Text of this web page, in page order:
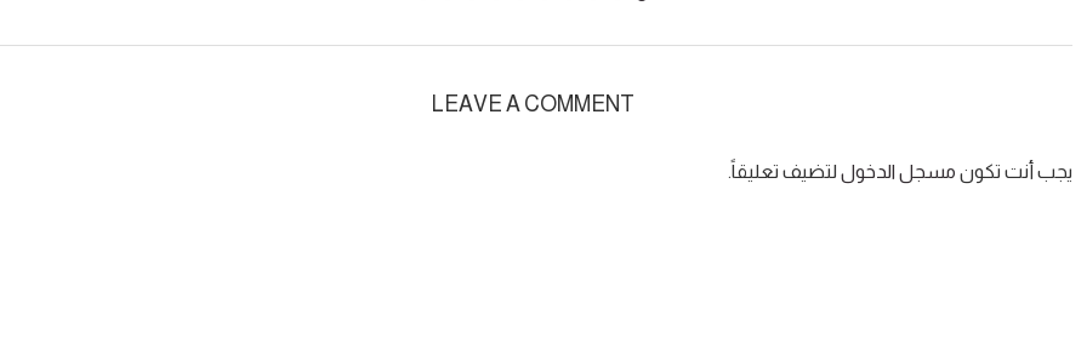
LEAVE A COMMENT
يجب أنت تكون مسجل الدخول لتضيف تعليقاً.